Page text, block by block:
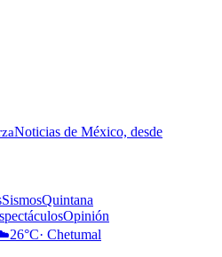
Noticias de México, desde
SismosQuintana
Opinión
26°C· Chetumal